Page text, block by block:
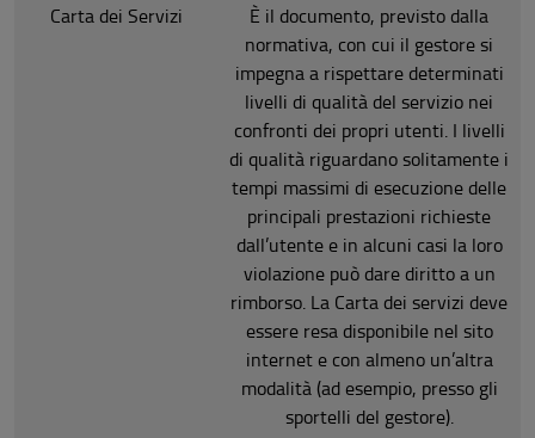
Carta dei Servizi
È il documento, previsto dalla
normativa, con cui il gestore si
impegna a rispettare determinati
livelli di qualità del servizio nei
confronti dei propri utenti. I livelli
di qualità riguardano solitamente i
tempi massimi di esecuzione delle
principali prestazioni richieste
dall’utente e in alcuni casi la loro
violazione può dare diritto a un
rimborso. La Carta dei servizi deve
essere resa disponibile nel sito
internet e con almeno un’altra
modalità (ad esempio, presso gli
sportelli del gestore).